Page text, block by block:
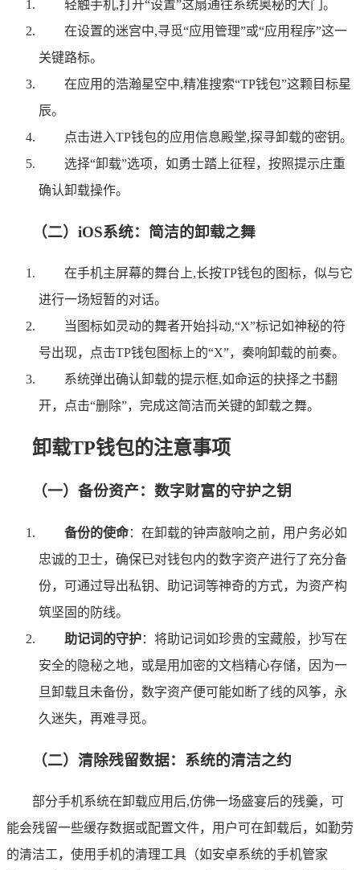
轻触手机,打开“设置”这扇通往系统奥秘的大门。
在设置的迷宫中,寻觅“应用管理”或“应用程序”这一
关键路标。
在应用的浩瀚星空中,精准搜索“TP钱包”这颗目标星
辰。
点击进入TP钱包的应用信息殿堂,探寻卸载的密钥。
选择“卸载”选项，如勇士踏上征程，按照提示庄重
确认卸载操作。
（二）iOS系统：简洁的卸载之舞
在手机主屏幕的舞台上,长按TP钱包的图标，似与它
进行一场短暂的对话。
当图标如灵动的舞者开始抖动,“X”标记如神秘的符
号出现，点击TP钱包图标上的“X”，奏响卸载的前奏。
系统弹出确认卸载的提示框,如命运的抉择之书翻
开，点击“删除”，完成这简洁而关键的卸载之舞。
卸载TP钱包的注意事项
（一）备份资产：数字财富的守护之钥
备份的使命：在卸载的钟声敲响之前，用户务必如
忠诚的卫士，确保已对钱包内的数字资产进行了充分备
份，可通过导出私钥、助记词等神奇的方式，为资产构
筑坚固的防线。
助记词的守护：将助记词如珍贵的宝藏般，抄写在
安全的隐秘之地，或是用加密的文档精心存储，因为一
旦卸载且未备份，数字资产便可能如断了线的风筝，永
久迷失，再难寻觅。
（二）清除残留数据：系统的清洁之约
部分手机系统在卸载应用后,仿佛一场盛宴后的残羹，可
能会残留一些缓存数据或配置文件，用户可在卸载后，如勤劳
的清洁工，使用手机的清理工具（如安卓系统的手机管家